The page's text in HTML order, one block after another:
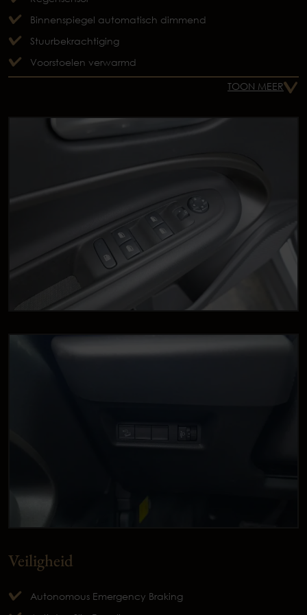
Binnenspiegel automatisch dimmend
Stuurbekrachtiging
Voorstoelen verwarmd
TOON MEER
Veiligheid
Autonomous Emergency Braking